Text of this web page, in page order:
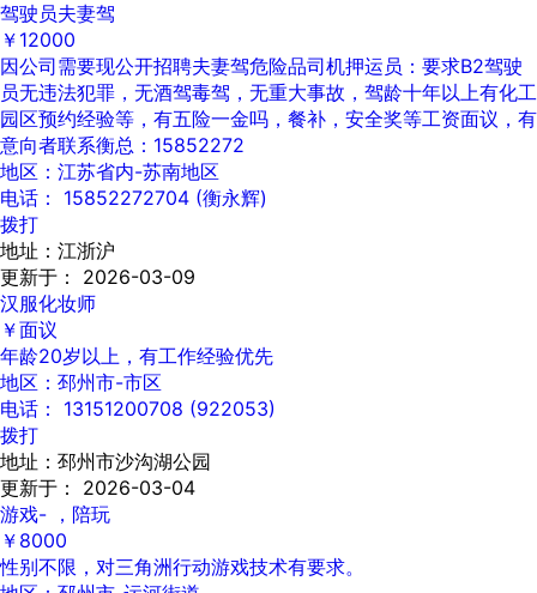
驾驶员夫妻驾
￥12000
因公司需要现公开招聘夫妻驾危险品司机押运员：要求B2驾驶
员无违法犯罪，无酒驾毒驾，无重大事故，驾龄十年以上有化工
园区预约经验等，有五险一金吗，餐补，安全奖等工资面议，有
意向者联系衡总：15852272
地区：江苏省内-苏南地区
电话： 15852272704 (衡永辉)
拨打
地址：江浙沪
更新于： 2026-03-09
汉服化妆师
￥面议
年龄20岁以上，有工作经验优先
地区：邳州市-市区
电话： 13151200708 (922053)
拨打
地址：邳州市沙沟湖公园
更新于： 2026-03-04
游戏- ，陪玩
￥8000
性别不限，对三角洲行动游戏技术有要求。